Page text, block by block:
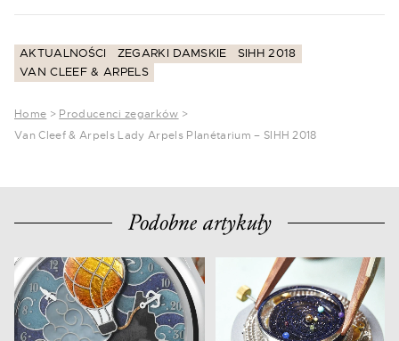
AKTUALNOŚCI ZEGARKI DAMSKIE
SIHH 2018
VAN CLEEF & ARPELS
Home > Producenci zegarków >
Van Cleef & Arpels Lady Arpels Planétarium – SIHH 2018
Podobne artykuły